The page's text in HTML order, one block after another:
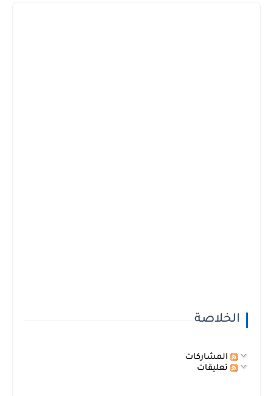
الخلاصة
المشاركات
تعليقات